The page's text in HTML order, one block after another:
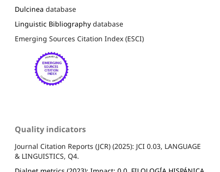
Dulcinea database
Linguistic Bibliography database
Emerging Sources Citation Index (ESCI)
Quality indicators
Journal Citation Reports (JCR) (2025): JCI 0.03, LANGUAGE
& LINGUISTICS, Q4.